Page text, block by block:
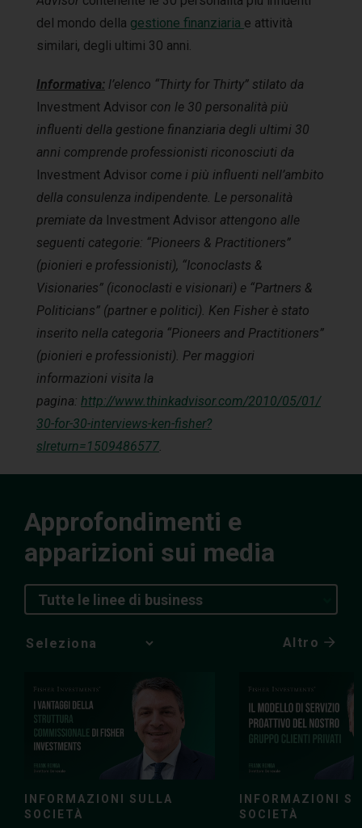
del mondo della gestione finanziaria e attività
similari, degli ultimi 30 anni.
Informativa: l’elenco “Thirty for Thirty” stilato da
Investment Advisor con le 30 personalità più
influenti della gestione finanziaria degli ultimi 30
anni comprende professionisti riconosciuti da
Investment Advisor come i più influenti nell’ambito
della consulenza indipendente. Le personalità
premiate da Investment Advisor attengono alle
seguenti categorie: “Pioneers & Practitioners”
(pionieri e professionisti), “Iconoclasts &
Visionaries” (iconoclasti e visionari) e “Partners &
Politicians” (partner e politici). Ken Fisher è stato
inserito nella categoria “Pioneers and Practitioners”
(pionieri e professionisti). Per maggiori
informazioni visita la
pagina: http://www.thinkadvisor.com/2010/05/01/
30-for-30-interviews-ken-fisher?
slreturn=1509486577.
Approfondimenti e
apparizioni sui media
Tutte le linee di business
Media
Altro
INFORMAZIONI SULLA
SOCIETÀ
INFORMAZIONI
SOCIETÀ